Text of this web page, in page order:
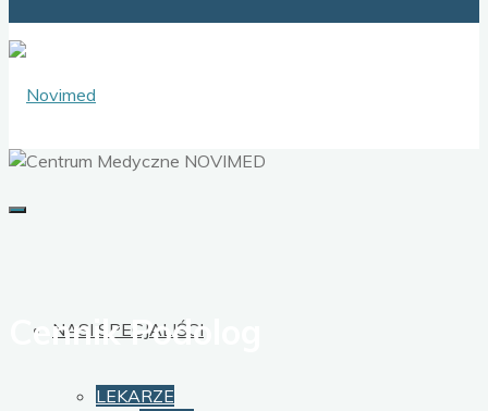
NASI SPECJALIŚCI
LEKARZE
Cennik Podolog